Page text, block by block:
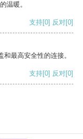
温暖。
支持[0] 反对[0]
最高安全性的连接。
支持[0] 反对[0]